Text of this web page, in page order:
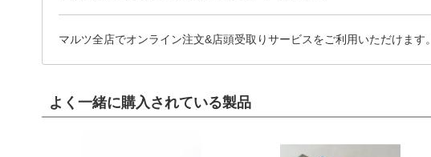
マルツ全店でオンライン注文&店頭受取りサービスをご利用いただけます。
よく一緒に購入されている製品